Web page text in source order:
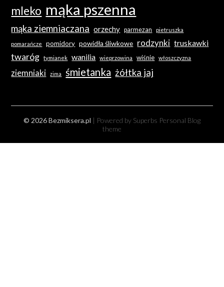
mleko mąka pszenna
mąka ziemniaczana orzechy parmezan pietruszka
pomarańcze pomidory powidła śliwkowe rodzynki truskawki
twaróg tymianek wanilia wieprzowina wiśnie włoszczyzna
ziemniaki zima śmietanka żółtka jaj
© 2026 Bezmiksera.pl | Powered by Superbs Personal Blog
theme